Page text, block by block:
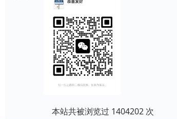
本站共被浏览过 1404202 次